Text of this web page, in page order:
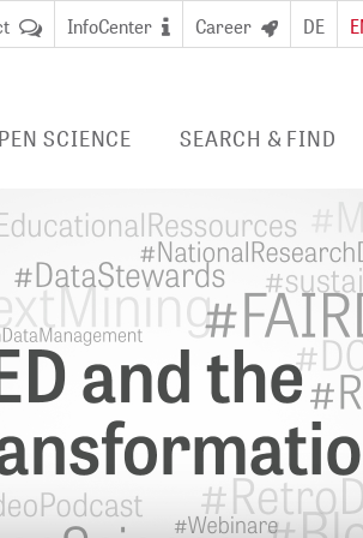
InfoCenter Career DE
SCIENCE
Data
(NFDI)
SEARCH & FIND
E-BOOKS/ E-JOURNALS/
REMOTE ACCESS
Virtual user card for the
remote access and digital
library
EMBASE
CINAHL
HEALTH STUDY HUB
FOR LIBRARIES
Consortia
Services and
profile